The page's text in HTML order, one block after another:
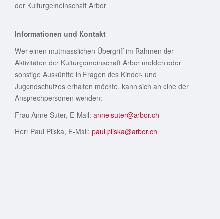
der Kulturgemeinschaft Arbor
Informationen und Kontakt
Wer einen mutmasslichen Übergriff im Rahmen der
Aktivitäten der Kulturgemeinschaft Arbor melden oder
sonstige Auskünfte in Fragen des Kinder- und
Jugendschutzes erhalten möchte, kann sich an eine der
Ansprechpersonen wenden:
Frau Anne Suter, E-Mail: anne.suter@arbor.ch
Herr Paul Pliska, E-Mail: paul.pliska@arbor.ch